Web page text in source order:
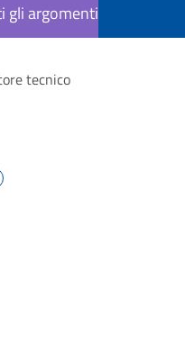
gli argomenti
tecnico